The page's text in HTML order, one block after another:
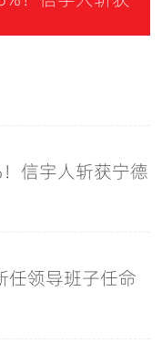
信宇人斩获宁德
任领导班子任命